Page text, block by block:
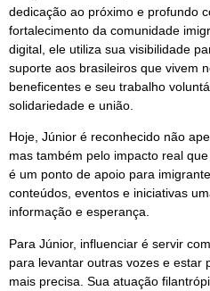
dedicação ao próximo e profundo
fortalecimento da comunidade
digital, ele utiliza sua visibilidade
suporte aos brasileiros que vivem
beneficentes e seu trabalho
solidariedade e união.
Hoje, Júnior é reconhecido não
mas também pelo impacto real
é um ponto de apoio para
conteúdos, eventos e iniciativas
informação e esperança.
Para Júnior, influenciar é servir
para levantar outras vozes e estar
mais precisa. Sua atuação